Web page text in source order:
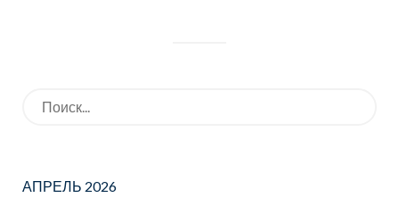
АПРЕЛЬ 2026